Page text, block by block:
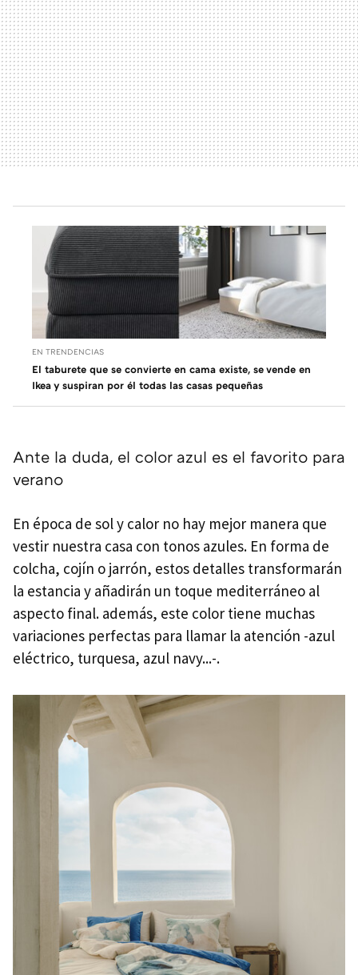
EN TRENDENCIAS
El taburete que se convierte en cama existe, se vende en
Ikea y suspiran por él todas las casas pequeñas
Ante la duda, el color azul es el favorito para
verano
En época de sol y calor no hay mejor manera que
vestir nuestra casa con tonos azules. En forma de
colcha, cojín o jarrón, estos detalles transformarán
la estancia y añadirán un toque mediterráneo al
aspecto final. además, este color tiene muchas
variaciones perfectas para llamar la atención -azul
eléctrico, turquesa, azul navy...-.